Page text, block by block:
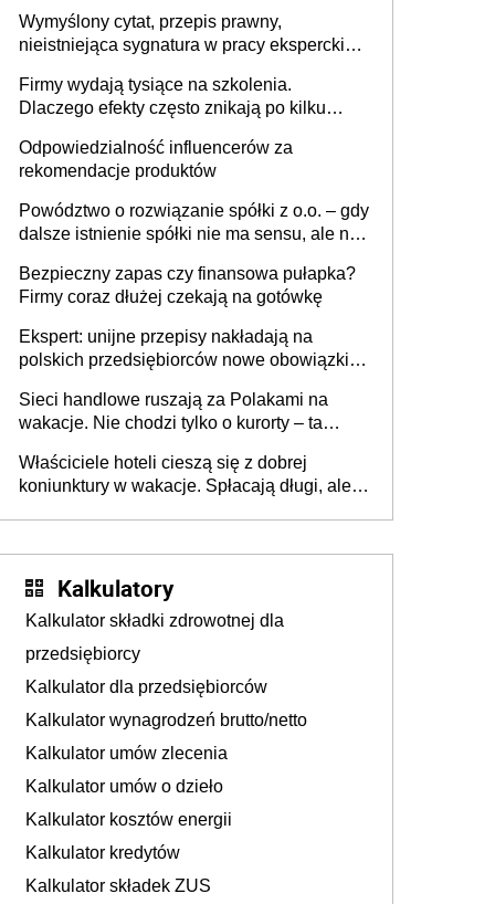
Wymyślony cytat, przepis prawny,
nieistniejąca sygnatura w pracy eksperckiej -
firmie
Firmy wydają tysiące na szkolenia.
Dlaczego efekty często znikają po kilku
Odpowiedzialność influencerów za
rekomendacje produktów
Powództwo o rozwiązanie spółki z o.o. – gdy
dalsze istnienie spółki nie ma sensu, ale nie
Bezpieczny zapas czy finansowa pułapka?
Firmy coraz dłużej czekają na gotówkę
Ekspert: unijne przepisy nakładają na
polskich przedsiębiorców nowe obowiązki w
Sieci handlowe ruszają za Polakami na
wakacje. Nie chodzi tylko o kurorty – ta
tam, gdzie wielu spędzi urlop po cichu
Właściciele hoteli cieszą się z dobrej
koniunktury w wakacje. Spłacają długi, ale
Kalkulatory
Kalkulator składki zdrowotnej dla
przedsiębiorcy
Kalkulator dla przedsiębiorców
Kalkulator wynagrodzeń brutto/netto
Kalkulator umów zlecenia
Kalkulator umów o dzieło
Kalkulator kosztów energii
Kalkulator kredytów
Kalkulator składek ZUS